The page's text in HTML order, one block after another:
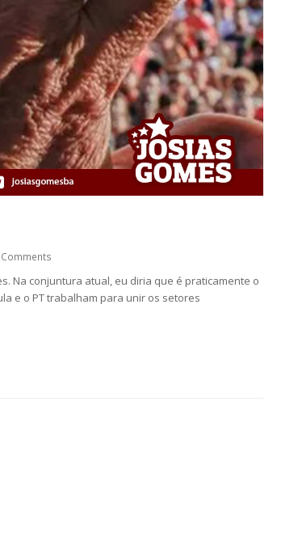
Na conjuntura atual, eu diria que é praticamente o
e o PT trabalham para unir os setores